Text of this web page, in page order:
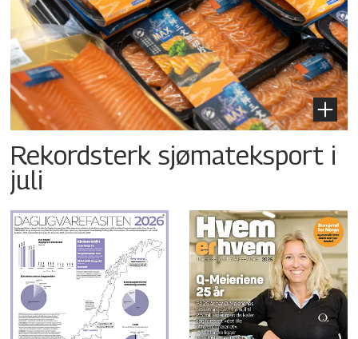
Rekordsterk sjømateksport i
juli